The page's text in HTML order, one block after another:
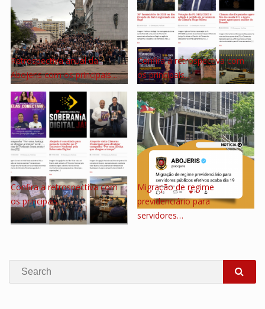
Retrospectiva anual da
Abojeris com os principais…
Confira a retrospectiva com
os principais…
Confira a retrospectiva com
os principais…
Migração de regime
previdenciário para
servidores…
Search